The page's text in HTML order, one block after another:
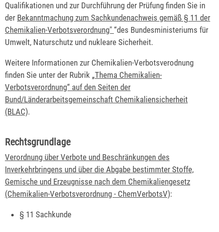
Qualifikationen und zur Durchführung der Prüfung finden Sie in
der Bekanntmachung zum Sachkundenachweis gemäß § 11 der
Chemikalien-Verbotsverordnung" “des Bundesministeriums für
Umwelt, Naturschutz und nukleare Sicherheit.
Weitere Informationen zur Chemikalien-Verbotsverodnung
finden Sie unter der Rubrik „Thema Chemikalien-
Verbotsverordnung“ auf den Seiten der
Bund/Länderarbeitsgemeinschaft Chemikaliensicherheit
(BLAC).
Rechtsgrundlage
Verordnung über Verbote und Beschränkungen des
Inverkehrbringens und über die Abgabe bestimmter Stoffe,
Gemische und Erzeugnisse nach dem Chemikaliengesetz
(Chemikalien-Verbotsverordnung - ChemVerbotsV):
§ 11 Sachkunde